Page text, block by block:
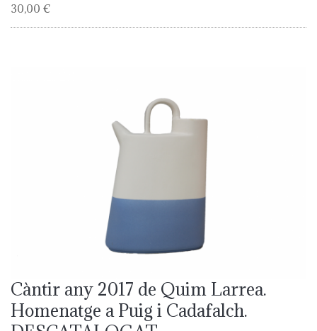
30,00 €
Càntir any 2017 de Quim Larrea.
Homenatge a Puig i Cadafalch.